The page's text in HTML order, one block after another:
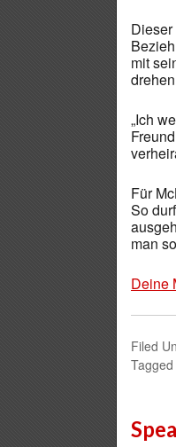
mit
„Ich
Für
So
man
Deine
Filed